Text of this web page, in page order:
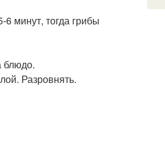
минут, тогда грибы
блюдо.
Разровнять.